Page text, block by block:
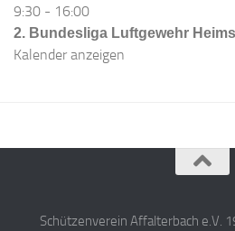
9:30 - 16:00
2. Bundesliga Luftgewehr
Kalender anzeigen
Schützenverein Affalterbach e.V.